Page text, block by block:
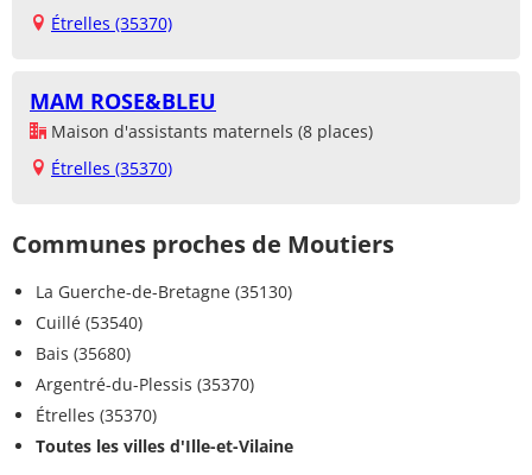
Étrelles (35370)
MAM ROSE&BLEU
Maison d'assistants maternels (8 places)
Étrelles (35370)
Communes proches de Moutiers
La Guerche-de-Bretagne (35130)
Cuillé (53540)
Bais (35680)
Argentré-du-Plessis (35370)
Étrelles (35370)
Toutes les villes d'Ille-et-Vilaine